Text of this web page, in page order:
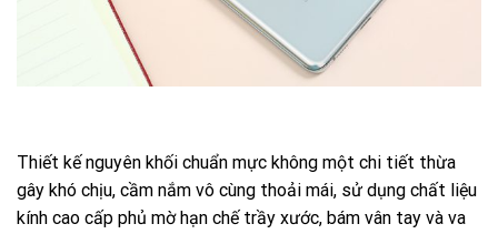
Thiết kế nguyên khối chuẩn mực không một chi tiết thừa
gây khó chịu, cầm nắm vô cùng thoải mái, sử dụng chất liệu
kính cao cấp phủ mờ hạn chế trầy xước, bám vân tay và va